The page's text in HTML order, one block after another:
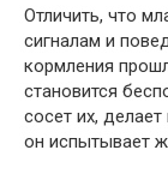
Отличить, что
сигналам и
кормления
становится
сосет их,
он испытывает